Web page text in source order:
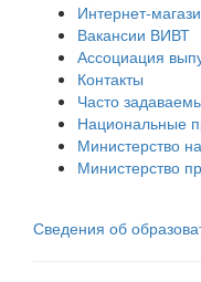
Интернет-
Вакансии ВИВТ
Ассоциация
Контакты
Часто
Национальные
Министерство
Министерство
Сведения об